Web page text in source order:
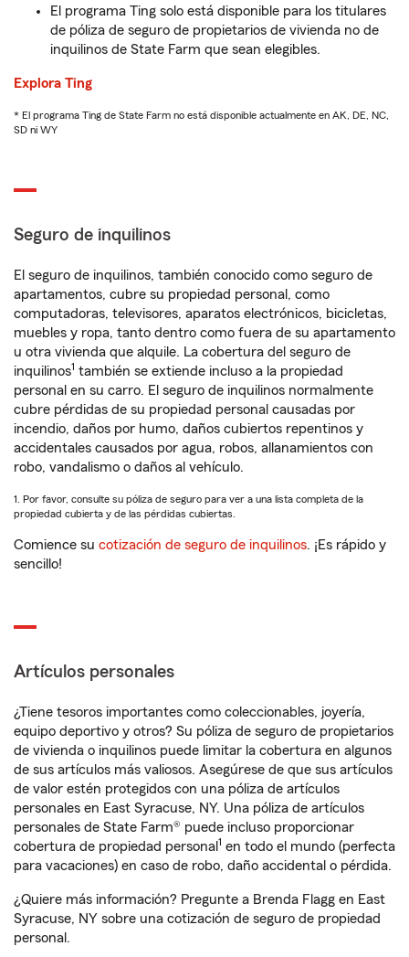
El programa Ting solo está disponible para los titulares
de póliza de seguro de propietarios de vivienda no de
inquilinos de State Farm que sean elegibles.
Explora Ting
* El programa Ting de State Farm no está disponible actualmente en AK, DE, NC,
SD ni WY
Seguro de inquilinos
El seguro de inquilinos, también conocido como seguro de
apartamentos, cubre su propiedad personal, como
computadoras, televisores, aparatos electrónicos, bicicletas,
muebles y ropa, tanto dentro como fuera de su apartamento
u otra vivienda que alquile. La cobertura del seguro de
inquilinos1 también se extiende incluso a la propiedad
personal en su carro. El seguro de inquilinos normalmente
cubre pérdidas de su propiedad personal causadas por
incendio, daños por humo, daños cubiertos repentinos y
accidentales causados por agua, robos, allanamientos con
robo, vandalismo o daños al vehículo.
1. Por favor, consulte su póliza de seguro para ver a una lista completa de la
propiedad cubierta y de las pérdidas cubiertas.
Comience su cotización de seguro de inquilinos. ¡Es rápido y
sencillo!
Artículos personales
¿Tiene tesoros importantes como coleccionables, joyería,
equipo deportivo y otros? Su póliza de seguro de propietarios
de vivienda o inquilinos puede limitar la cobertura en algunos
de sus artículos más valiosos. Asegúrese de que sus artículos
de valor estén protegidos con una póliza de artículos
personales en East Syracuse, NY. Una póliza de artículos
personales de State Farm® puede incluso proporcionar
cobertura de propiedad personal 1 en todo el mundo (perfecta
para vacaciones) en caso de robo, daño accidental o pérdida.
¿Quiere más información? Pregunte a Brenda Flagg en East
Syracuse, NY sobre una cotización de seguro de propiedad
personal.